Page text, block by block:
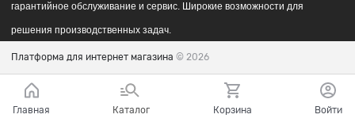
гарантийное обслуживание и сервис. Широкие возможности для
решения производственных задач.
Платформа для интернет магазина © 2026
Главная Каталог Корзина Войти